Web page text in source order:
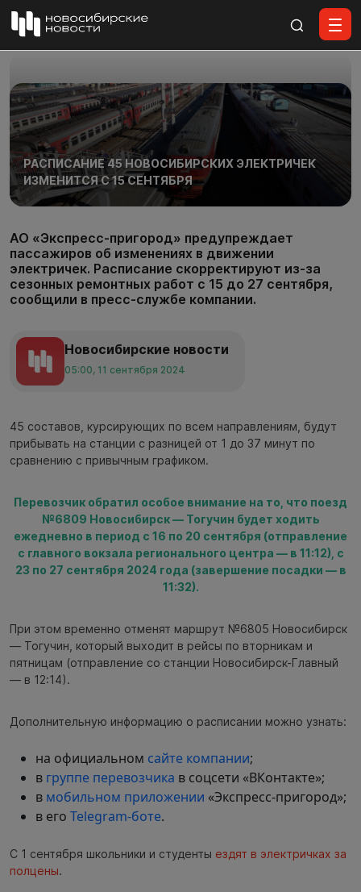
РАСПИСАНИЕ 45 НОВОСИБИРСКИХ ЭЛЕКТРИЧЕК
ИЗМЕНИТСЯ С 15 СЕНТЯБРЯ
АО «Экспресс-пригород» предупреждает
пассажиров об изменениях в движении
электричек. Расписание скорректируют из-за
сезонных ремонтных работ с 15 до 27 сентября,
сообщили в пресс-службе компании.
Новосибирские новости
05:00, 11 сентября 2024
45 составов, курсирующих по всем направлениям, будут
прибывать на станции с разницей от 1 до 37 минут по
сравнению с привычным графиком.
Перевозчик обратил особое внимание на то, что поезд
№6809 Новосибирск — Тогучин будет ходить
ежедневно в период с 16 по 20 сентября (отправление
с главного вокзала регионального центра — в 11:12), с
23 по 27 сентября 2024 года (завершение посадки — в
11:32).
При этом временно отменят маршрут №6805 Новосибирск
— Тогучин, который выходит в рейсы по вторникам и
пятницам (отправление со станции Новосибирск-Главный
— в 12:14).
Дополнительную информацию о расписании можно узнать:
на официальном сайте компании;
в группе перевозчика в соцсети «ВКонтакте»;
в мобильном приложении «Экспресс-пригород»;
в его Telegram-боте.
С 1 сентября школьники и студенты ездят в электричках за
полцены.